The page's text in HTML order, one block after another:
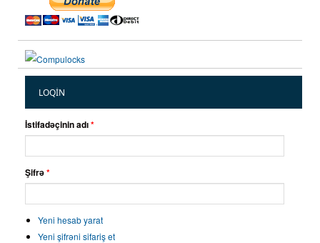
LOQIN
İstifadəçinin adı*
Şifrə*
Yeni hesab yarat
Yeni şifrəni sifariş et